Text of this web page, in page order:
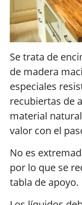
Se trata de
de madera
especiales
recubiertas de
material
valor con el
No es
por lo que se
tabla de apoyo.